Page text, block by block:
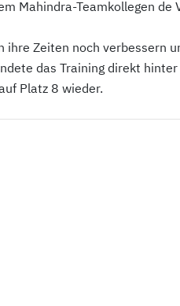
Mahindra-Teamkollegen de
ihre Zeiten noch verbessern
das Training direkt
Platz 8 wieder.